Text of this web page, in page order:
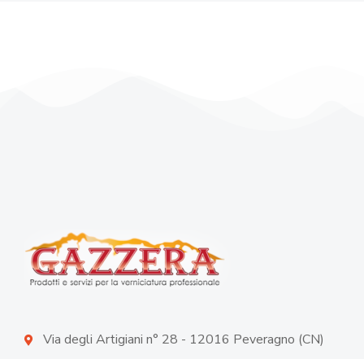
Via degli Artigiani n° 28 - 12016 Peveragno (CN)